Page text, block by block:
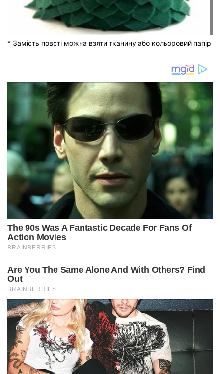
* Замість повсті можна взяти тканину або кольоровий папір